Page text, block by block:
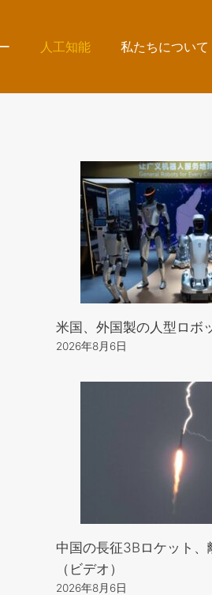
人工知能 私たちについて
米国、外国製の人型ロボ
2026年8月6日
中国の長征3Bロケット
（ビデオ）
2026年8月6日